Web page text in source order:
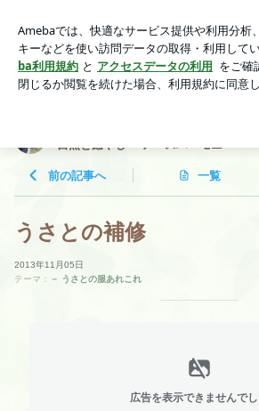
自然と癒やし〜 アースハーモニー
アプリをダウンロードして ブログの更新通知
ょう。
自然と癒やし〜 アースハーモニー
前の記事へ 一覧
うさとの補修
2013年11月05日
テーマ：
－ うさとの服あれこれ
広告を表示できませんで